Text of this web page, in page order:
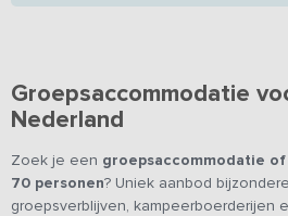
Groepsaccommodatie
Nederland
Zoek je een groepsaccommodatie
70 personen? Uniek aanbod
groepsverblijven, kampeerboerderijen